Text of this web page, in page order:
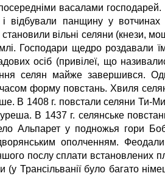
васалами господарей.
і відбували панщину у
вільні селяни (кнези,
Господари щедро роздавали
осіб (привілеї, що
селян майже завершився.
форму повстань. Хвиля
В 1408 г. повстали селяни
В 1437 г. селянське
Альпарет у подножья гори
ополченням.
послу сплати встановлених
Трансільванії було багато